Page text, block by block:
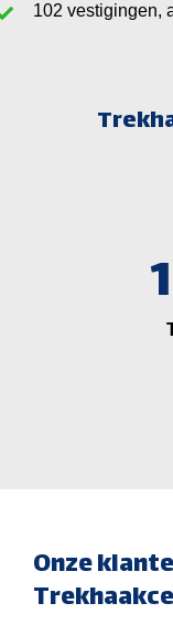
vestigingen,
Onze